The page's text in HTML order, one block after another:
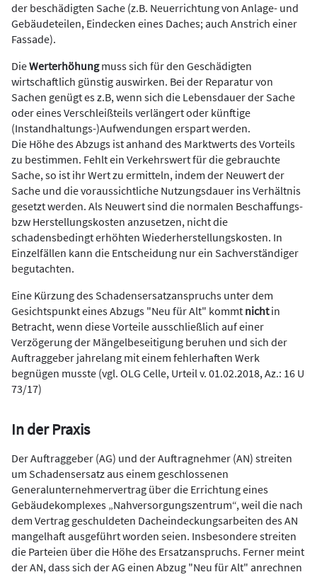
der beschädigten Sache (z.B. Neuerrichtung von Anlage- und
Gebäudeteilen, Eindecken eines Daches; auch Anstrich einer
Fassade).
DieWerterhöhungmuss sich für den Geschädigten
wirtschaftlich günstig auswirken. Bei der Reparatur von
Sachen genügt es z.B, wenn sich die Lebensdauer der Sache
oder eines Verschleißteils verlängert oder künftige
(Instandhaltungs-)Aufwendungen erspart werden.
Die Höhe des Abzugs ist anhand des Marktwerts des Vorteils
zu bestimmen. Fehlt ein Verkehrswert für die gebrauchte
Sache, so ist ihr Wert zu ermitteln, indem der Neuwert der
Sache und die voraussichtliche Nutzungsdauer ins Verhältnis
gesetzt werden. Als Neuwert sind die normalen Beschaffungs-
bzw Herstellungskosten anzusetzen, nicht die
schadensbedingt erhöhten Wiederherstellungskosten. In
Einzelfällen kann die Entscheidung nur ein Sachverständiger
begutachten.
Eine Kürzung des Schadensersatzanspruchs unter dem
Gesichtspunkt eines Abzugs "Neu für Alt" kommt nichtin
Betracht, wenn diese Vorteile ausschließlich auf einer
Verzögerung der Mängelbeseitigung beruhen und sich der
Auftraggeber jahrelang mit einem fehlerhaften Werk
begnügen musste (vgl. OLG Celle, Urteil v. 01.02.2018, Az.: 16 U
73/17)
In der Praxis
Der Auftraggeber (AG) und der Auftragnehmer (AN) streiten
um Schadensersatz aus einem geschlossenen
Generalunternehmervertrag über die Errichtung eines
Gebäudekomplexes „Nahversorgungszentrum“, weil die nach
dem Vertrag geschuldeten Dacheindeckungsarbeiten des AN
mangelhaft ausgeführt worden seien. Insbesondere streiten
die Parteien über die Höhe des Ersatzanspruchs. Ferner meint
der AN, dass sich der AG einen Abzug "Neu für Alt" anrechnen